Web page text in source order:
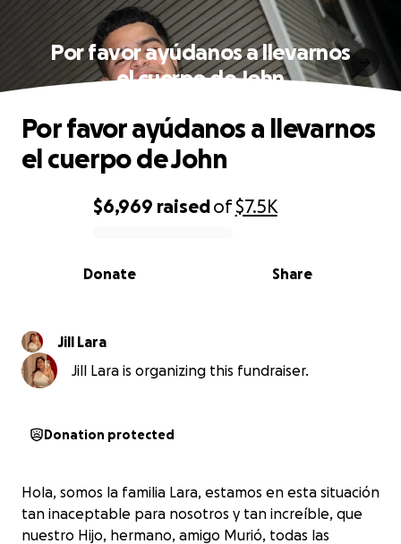
Por favor ayúdanos a llevarnos
el cuerpo de John
0% complete
$6,969 raisedof$7.5K
Share
Donate
Por favor ayúdanos a llevarnos
el cuerpo de John
Jill Lara
Jill Lara is organizing this fundraiser.
Donation protected
Hola, somos la familia Lara, estamos en esta situación
tan inaceptable para nosotros y tan increíble, que
nuestro Hijo, hermano, amigo Murió, todas las